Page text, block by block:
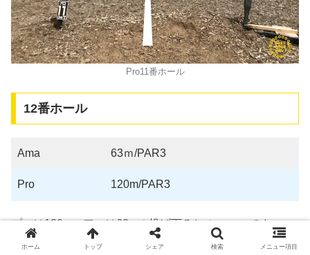
Pro11番ホール
12番ホール
Ama 63ｍ/PAR3
Pro 120m/PAR3
プロは120m、アマは63mの投げ下ろしのコースです。
ホーム トップ シェア 検索 メニュー項目